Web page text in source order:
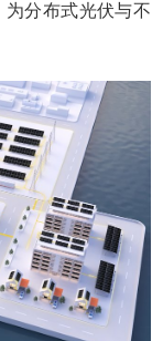
分布式光伏与不